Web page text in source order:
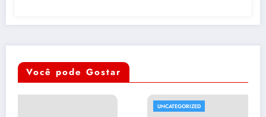
Você pode Gostar